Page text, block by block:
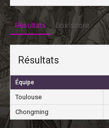
Résultats Box score
Résultats
Équipe
Toulouse
Chongming